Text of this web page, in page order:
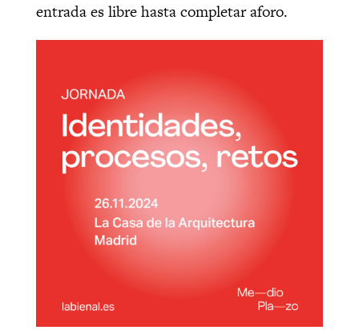
entrada es libre hasta completar aforo.